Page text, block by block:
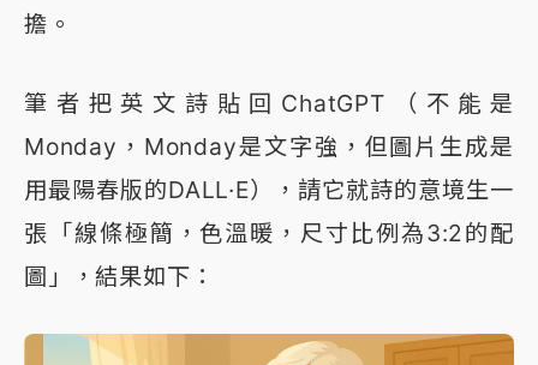
擔。
筆者把英文詩貼回ChatGPT（不能是
Monday，Monday是文字強，但圖片生成是
用最陽春版的DALL·E），請它就詩的意境生一
張「線條極簡，色溫暖，尺寸比例為3:2的配
圖」，結果如下：